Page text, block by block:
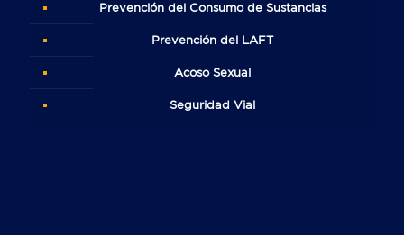
Prevención del Consumo de Sustancias
Prevención del LAFT
Acoso Sexual
Seguridad Vial